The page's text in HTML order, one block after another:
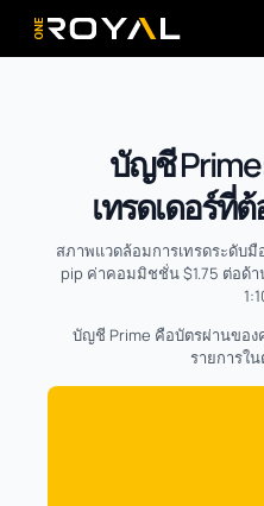
OneRoyal Home
บัญชี
เทรดเดอร์ที่
สภาพแวดล้อมการเทรดระดับมื
pip ค่าคอมมิชชั่น $1.75 ต่อด้า
บัญชี Prime คือบัตรผ่านของ
รายการใ